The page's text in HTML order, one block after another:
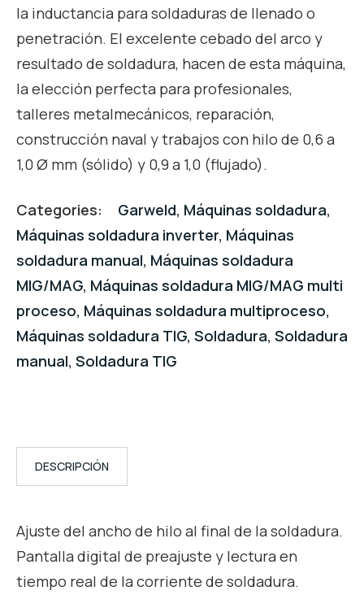
la inductancia para soldaduras de llenado o
penetración. El excelente cebado del arco y
resultado de soldadura, hacen de esta máquina,
la elección perfecta para profesionales,
talleres metalmecánicos, reparación,
construcción naval y trabajos con hilo de 0,6 a
1,0 Ø mm (sólido) y 0,9 a 1,0 (flujado).
Categories: Garweld, Máquinas soldadura,
Máquinas soldadura inverter, Máquinas
soldadura manual, Máquinas soldadura
MIG/MAG, Máquinas soldadura MIG/MAG multi
proceso, Máquinas soldadura multiproceso,
Máquinas soldadura TIG, Soldadura, Soldadura
manual, Soldadura TIG
DESCRIPCIÓN
Ajuste del ancho de hilo al final de la soldadura.
Pantalla digital de preajuste y lectura en
tiempo real de la corriente de soldadura.